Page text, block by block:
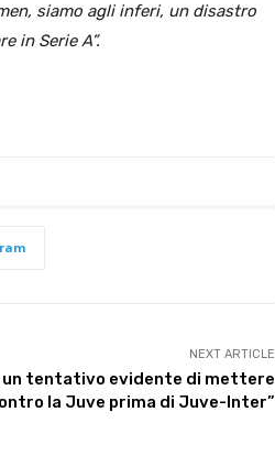
siamo agli inferi, un disastro
in Serie A”.
NEXT ARTICLE
un tentativo evidente di mettere
la Juve prima di Juve-Inter”